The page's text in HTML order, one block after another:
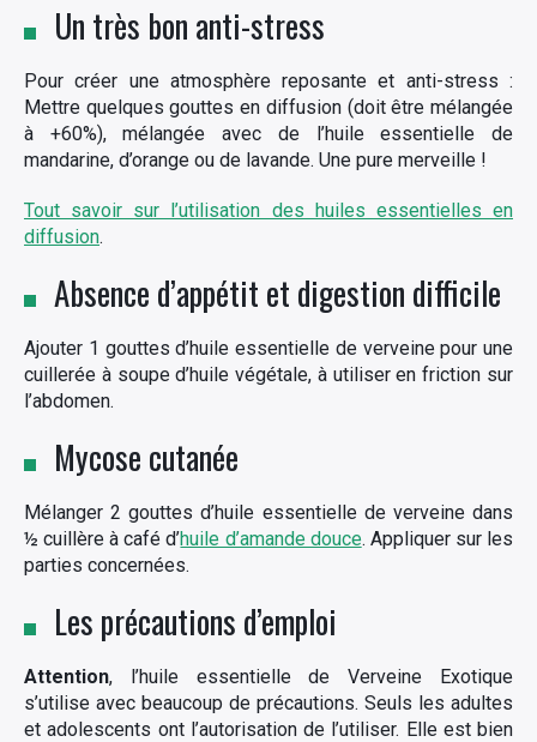
Un très bon anti-stress
Pour créer une atmosphère reposante et anti-stress :
Mettre quelques gouttes en diffusion (doit être mélangée
à +60%), mélangée avec de l’huile essentielle de
mandarine, d’orange ou de lavande. Une pure merveille !
Tout savoir sur l’utilisation des huiles essentielles en
diffusion.
Absence d’appétit et digestion difficile
Ajouter 1 gouttes d’huile essentielle de verveine pour une
cuillerée à soupe d’huile végétale, à utiliser en friction sur
l’abdomen.
Mycose cutanée
Mélanger 2 gouttes d’huile essentielle de verveine dans
½ cuillère à café d’huile d’amande douce. Appliquer sur les
parties concernées.
Les précautions d’emploi
Attention, l’huile essentielle de Verveine Exotique
s’utilise avec beaucoup de précautions. Seuls les adultes
et adolescents ont l’autorisation de l’utiliser. Elle est bien